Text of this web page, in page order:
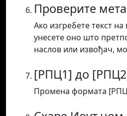
Проверите
Ако изгребете текст
унесете оно што
наслов или извођач,
[РПЦ1] до
Промена формата